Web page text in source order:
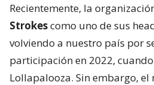
Recientemente, la
Strokescomo uno de sus
volviendo a nuestro país por
participación en 2022,
Lollapalooza. Sin embargo,